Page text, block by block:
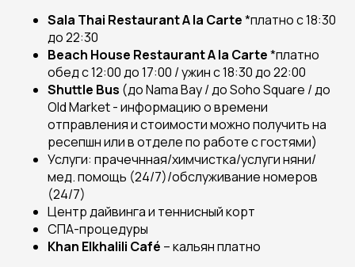
Sala Thai RestaurantAla Carte*платно с 18:30
до 22:30
Beach House RestaurantAla Carte*платно
обед с 12:00 до 17:00 / ужин с 18:30 до 22:00
Shuttle Bus (до Nama Bay / до Soho Square / до
Old Market - информацию о времени
отправления и стоимости можно получить на
ресепшн или в отделе по работе с гостями)
Услуги: прачечнная/химчистка/услуги няни/
мед. помощь (24/7)/обслуживание номеров
(24/7)
Центр дайвинга и теннисный корт
СПА-процедуры
Khan Elkhalili Café – кальян платно